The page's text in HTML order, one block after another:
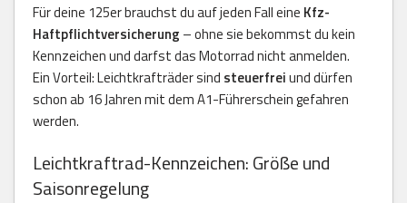
Für deine 125er brauchst du auf jeden Fall eine Kfz-
Haftpflichtversicherung – ohne sie bekommst du kein
Kennzeichen und darfst das Motorrad nicht anmelden.
Ein Vorteil: Leichtkrafträder sind steuerfreiund dürfen
schon ab 16 Jahren mit dem A1-Führerschein gefahren
werden.
Leichtkraftrad-Kennzeichen: Größe und
Saisonregelung